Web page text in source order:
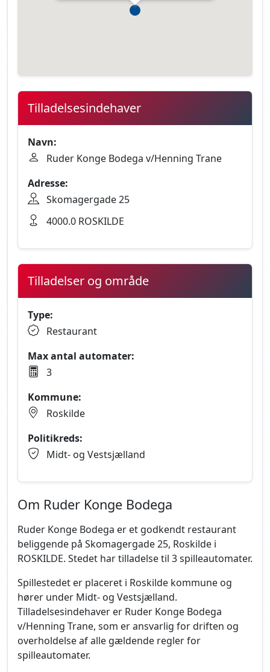
Tilladelsesindehaver
Navn:
Ruder Konge Bodega v/Henning Trane
Adresse:
Skomagergade 25
4000.0 ROSKILDE
Tilladelser og område
Type:
Restaurant
Max antal automater:
3
Kommune:
Roskilde
Politikreds:
Midt- og Vestsjælland
Om Ruder Konge Bodega
Ruder Konge Bodega er et godkendt restaurant
beliggende på Skomagergade 25, Roskilde i
ROSKILDE. Stedet har tilladelse til 3 spilleautomater.
Spillestedet er placeret i Roskilde kommune og
hører under Midt- og Vestsjælland.
Tilladelsesindehaver er Ruder Konge Bodega
v/Henning Trane, som er ansvarlig for driften og
overholdelse af alle gældende regler for
spilleautomater.